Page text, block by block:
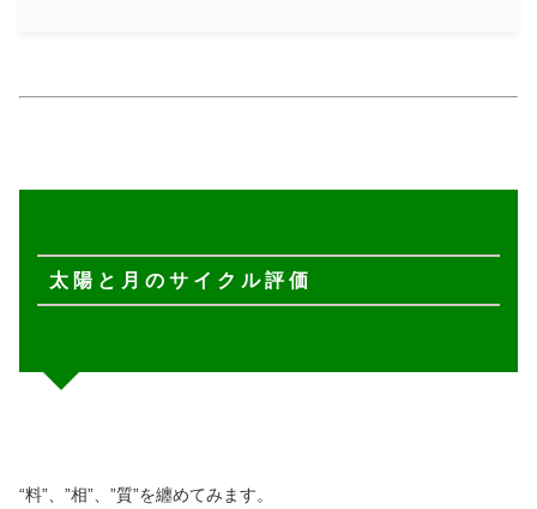
太 陽 と 月 の サ イ ク ル 評 価
“料”、”相”、”質”を纏めてみます。